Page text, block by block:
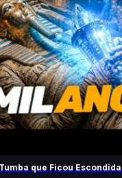
que Ficou